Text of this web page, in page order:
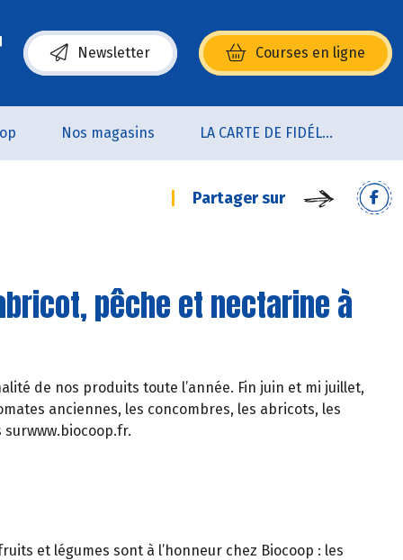
Newsletter Courses en ligne
(s’ouvre dans une nouvelle fenêtre)
Nos magasins LA CARTE DE FIDÉLITÉ
Partager sur
pêche et nectarine à
de nos produits toute l’année. Fin juin et mi juillet,
anciennes, les concombres, les abricots, les
et légumes sont à l’honneur chez Biocoop : les